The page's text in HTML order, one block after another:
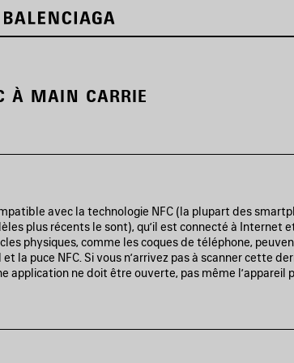
À MAIN CARRIE
avec la technologie NFC (la plupart des
plus récents le sont), qu’il est connecté à Internet
physiques, comme les coques de téléphone,
la puce NFC. Si vous n’arrivez pas à scanner cette
application ne doit être ouverte, pas même l’appareil